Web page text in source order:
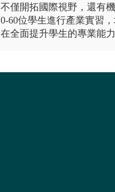
不僅開拓國際視野，還有
0-60位學生進行產業實習
在全面提升學生的專業能力